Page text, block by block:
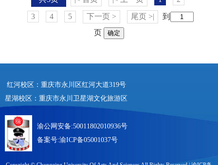
3 4 5 下一页 > 尾页 >|
到
页
确定
红河校区：重庆市永川区红河大道319号
星湖校区：重庆市永川卫星湖文化旅游区
渝公网安备:50011802010936号
备案号:渝ICP备05001037号